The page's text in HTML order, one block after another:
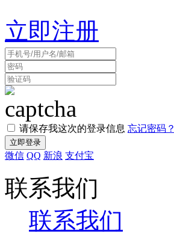
立即注册
请保存我这次的登录信息 忘记密码？
微信 QQ 新浪 支付宝
联系我们
联系我们